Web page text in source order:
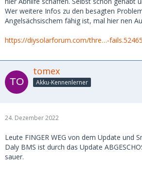
Wer weitere Infos zu den besagten
Angelsächsischem fähig ist, mal hier nen
https://diysolarforum.com/thre…-
tomex
Akku-Kennenlerner
24. Dezember 2022
Leute FINGER WEG von dem Update und
Daly BMS ist durch das Update
sauer.